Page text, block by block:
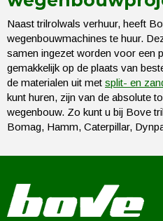
Naast trilrolwals verhuur, heeft
wegenbouwmachines te huur.
samen ingezet worden voor een
gemakkelijk op de plaats van
de materialen uit met split- en
kunt huren, zijn van de absolute
wegenbouw. Zo kunt u bij Bove
Bomag, Hamm, Caterpillar,